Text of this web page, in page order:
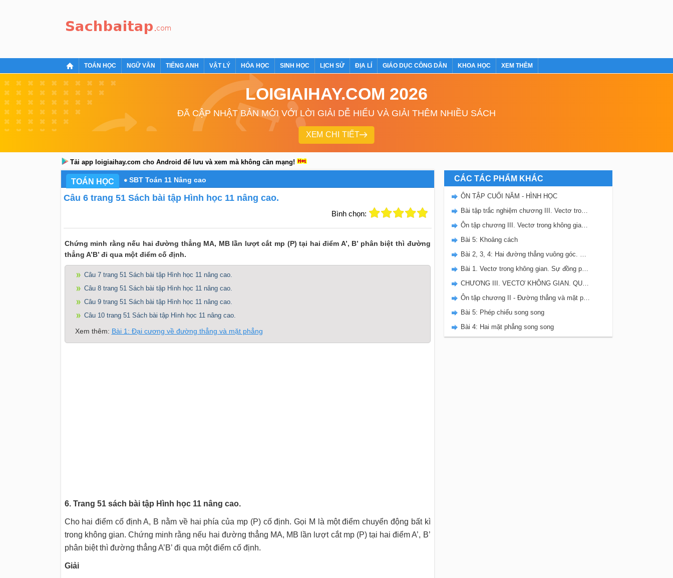
TOÁN HỌC NGỮ VĂN TIẾNG ANH VẬT LÝ HÓA HỌC SINH HỌC LỊCH SỬ ĐỊA LÍ GIÁO DỤC CÔNG DÂN KHOA HỌC XEM THÊM
LOIGIAIHAY.COM 2026
ĐÃ CẬP NHẬT BẢN MỚI VỚI LỜI GIẢI DỄ HIỂU VÀ GIẢI THÊM NHIỀU SÁCH
XEM CHI TIẾT
Tải app loigiaihay.com cho Android để lưu và xem mà không cần mạng!
TOÁN HỌC SBT Toán 11 Nâng cao
Câu 6 trang 51 Sách bài tập Hình học 11 nâng cao.
Bình chọn:
Chứng minh rằng nếu hai đường thẳng MA, MB lần lượt cắt mp (P) tại hai điểm A’, B’ phân biệt thì đường
thẳng A’B’ đi qua một điểm cố định.
Câu 7 trang 51 Sách bài tập Hình học 11 nâng cao.
Câu 8 trang 51 Sách bài tập Hình học 11 nâng cao.
Câu 9 trang 51 Sách bài tập Hình học 11 nâng cao.
Câu 10 trang 51 Sách bài tập Hình học 11 nâng cao.
Xem thêm: Bài 1: Đại cương về đường thẳng và mặt phẳng
6. Trang 51 sách bài tập Hình học 11 nâng cao.
Cho hai điểm cố định A, B nằm về hai phía của mp (P) cố định. Gọi M là một điểm chuyển động bất kì
trong không gian. Chứng minh rằng nếu hai đường thẳng MA, MB lần lượt cắt mp (P) tại hai điểm A’, B’
phân biệt thì đường thẳng A’B’ đi qua một điểm cố định.
Giải
CÁC TÁC PHẨM KHÁC
ÔN TẬP CUỐI NĂM - HÌNH HỌC
Bài tập trắc nghiệm chương III. Vectơ trong không gian. Quan hệ vuông góc.
Ôn tập chương III. Vectơ trong không gian. Quan hệ vuông góc
Bài 5: Khoảng cách
Bài 2, 3, 4: Hai đường thẳng vuông góc. Đường thẳng vuông góc với mặt phẳng. Hai mặt phẳng vuông góc
Bài 1. Vectơ trong không gian. Sự đồng phẳng của các vectơ
CHƯƠNG III. VECTƠ KHÔNG GIAN. QUAN HỆ VUÔNG GÓC
Ôn tập chương II - Đường thẳng và mặt phẳng trong không gian. Quan hệ song song
Bài 5: Phép chiếu song song
Bài 4: Hai mặt phẳng song song